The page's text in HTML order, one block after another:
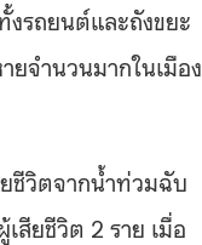
รถยนต์และถังขยะ
ยจำนวนมากในเมือง
ชีวิตจากน้ำท่วมฉับ
ยชีวิต 2 ราย เมื่อ